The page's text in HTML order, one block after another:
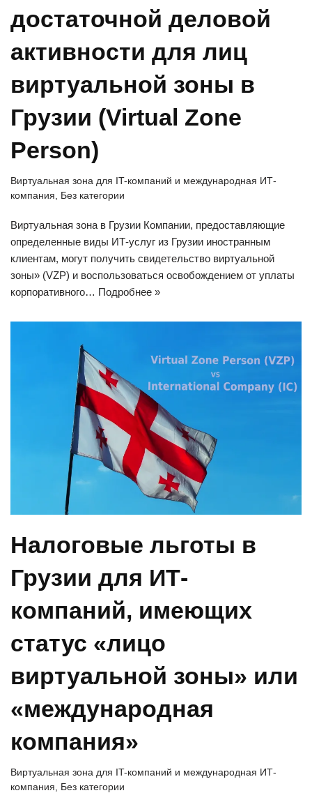
достаточной деловой
активности для лиц
виртуальной зоны в
Грузии (Virtual Zone
Person)
Виртуальная зона для IT-компаний и международная ИТ-
компания
Без категории
Виртуальная зона в Грузии Компании, предоставляющие
определенные виды ИТ-услуг из Грузии иностранным
клиентам, могут получить свидетельство виртуальной
зоны» (VZP) и воспользоваться освобождением от уплаты
корпоративного… Подробнее »
Налоговые льготы в
Грузии для ИТ-
компаний, имеющих
статус «лицо
виртуальной зоны» или
«международная
компания»
Виртуальная зона для IT-компаний и международная ИТ-
компания
Без категории